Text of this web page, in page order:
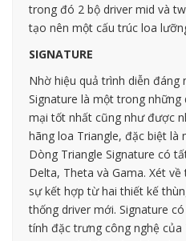
trong đó 2 bộ driver mid và
tạo nên một cấu trúc loa
SIGNATURE
Nhờ hiệu quả trình diễn đáng
Signature là một trong
mại tốt nhất cũng như được
hãng loa Triangle, đặc biệt là
Dòng Triangle Signature có
Delta, Theta và Gama. Xét
sự kết hợp từ hai thiết kế
thống driver mới. Signature
tính đặc trưng công nghệ